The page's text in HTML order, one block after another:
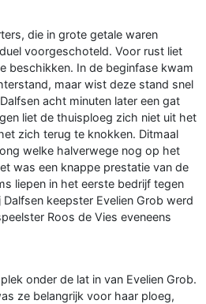
die in grote getale waren
voorgeschoteld. Voor rust liet
beschikken. In de beginfase kwam
maar wist deze stand snel
acht minuten later een gat
liet de thuisploeg zich niet uit het
zich terug te knokken. Ditmaal
welke halverwege nog op het
was een knappe prestatie van de
liepen in het eerste bedrijf tegen
keepster Evelien Grob werd
Roos de Vies eveneens
onder de lat in van Evelien Grob.
ze belangrijk voor haar ploeg,